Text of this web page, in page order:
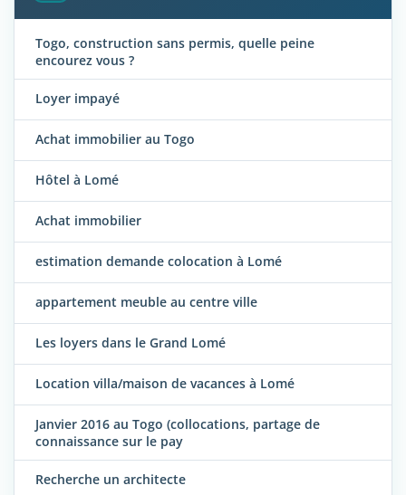
Togo, construction sans permis, quelle peine
encourez vous ?
Loyer impayé
Achat immobilier au Togo
Hôtel à Lomé
Achat immobilier
estimation demande colocation à Lomé
appartement meuble au centre ville
Les loyers dans le Grand Lomé
Location villa/maison de vacances à Lomé
Janvier 2016 au Togo (collocations, partage de
connaissance sur le pay
Recherche un architecte